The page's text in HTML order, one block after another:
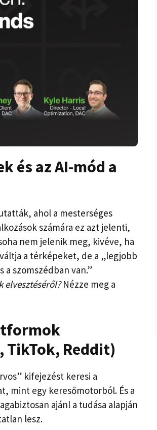
és az AI-mód a
ahol a mesterséges
számára ez azt jelenti,
nem jelenik meg, kivéve, ha
a térképeket, de a „legjobb
a szomszédban van.”
elvesztéséről? Nézze meg a
TikTok, Reddit)
kifejezést keresi a
mint egy keresőmotorból. És a
ajánl a tudása alapján
lesz.